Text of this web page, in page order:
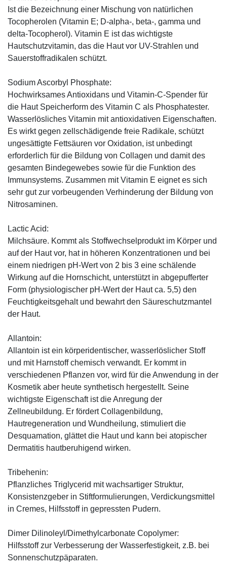
Ist die Bezeichnung einer Mischung von natürlichen
Tocopherolen (Vitamin E; D-alpha-, beta-, gamma und
delta-Tocopherol). Vitamin E ist das wichtigste
Hautschutzvitamin, das die Haut vor UV-Strahlen und
Sauerstoffradikalen schützt.
Sodium Ascorbyl Phosphate:
Hochwirksames Antioxidans und Vitamin-C-Spender für
die Haut Speicherform des Vitamin C als Phosphatester.
Wasserlösliches Vitamin mit antioxidativen Eigenschaften.
Es wirkt gegen zellschädigende freie Radikale, schützt
ungesättigte Fettsäuren vor Oxidation, ist unbedingt
erforderlich für die Bildung von Collagen und damit des
gesamten Bindegewebes sowie für die Funktion des
Immunsystems. Zusammen mit Vitamin E eignet es sich
sehr gut zur vorbeugenden Verhinderung der Bildung von
Nitrosaminen.
Lactic Acid:
Milchsäure. Kommt als Stoffwechselprodukt im Körper und
auf der Haut vor, hat in höheren Konzentrationen und bei
einem niedrigen pH-Wert von 2 bis 3 eine schälende
Wirkung auf die Hornschicht, unterstützt in abgepufferter
Form (physiologischer pH-Wert der Haut ca. 5,5) den
Feuchtigkeitsgehalt und bewahrt den Säureschutzmantel
der Haut.
Allantoin:
Allantoin ist ein körperidentischer, wasserlöslicher Stoff
und mit Harnstoff chemisch verwandt. Er kommt in
verschiedenen Pflanzen vor, wird für die Anwendung in der
Kosmetik aber heute synthetisch hergestellt. Seine
wichtigste Eigenschaft ist die Anregung der
Zellneubildung. Er fördert Collagenbildung,
Hautregeneration und Wundheilung, stimuliert die
Desquamation, glättet die Haut und kann bei atopischer
Dermatitis hautberuhigend wirken.
Tribehenin:
Pflanzliches Triglycerid mit wachsartiger Struktur,
Konsistenzgeber in Stiftformulierungen, Verdickungsmittel
in Cremes, Hilfsstoff in gepressten Pudern.
Dimer Dilinoleyl/Dimethylcarbonate Copolymer:
Hilfsstoff zur Verbesserung der Wasserfestigkeit, z.B. bei
Sonnenschutzpäparaten.